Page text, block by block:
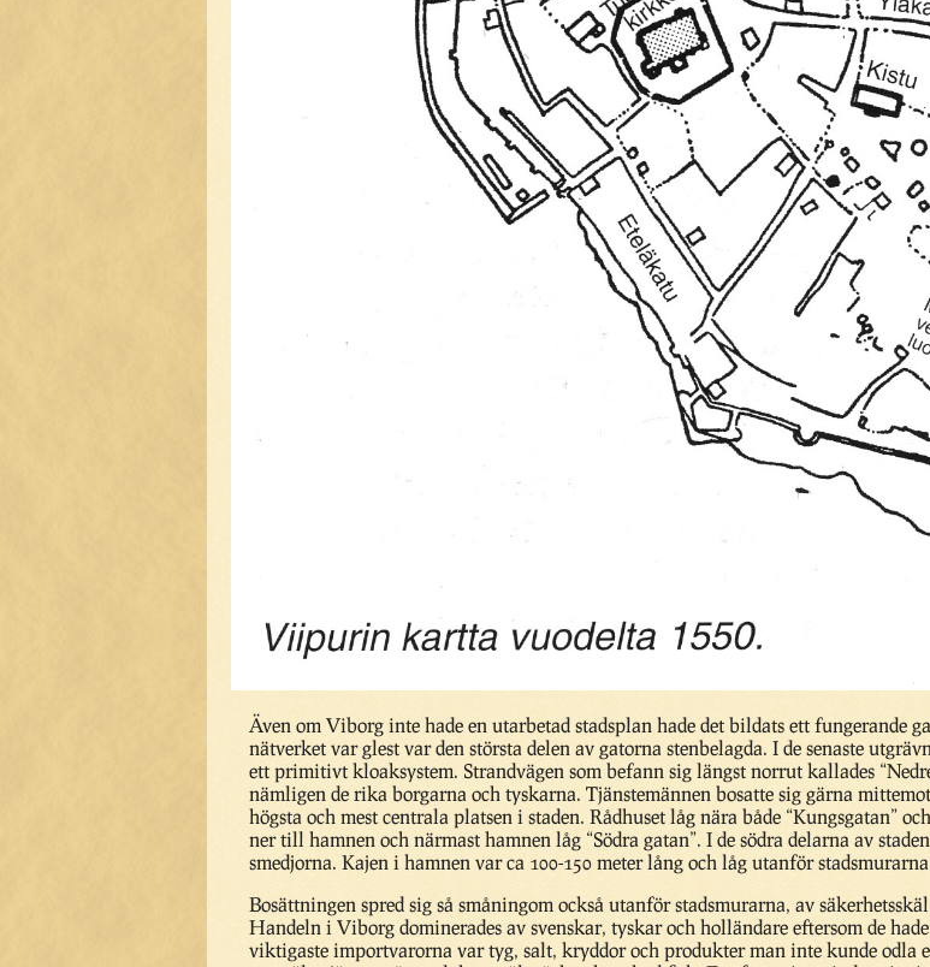
Även om Viborg inte hade en utarbetad stadsplan hade det bildats ett fungerande
nätverket var glest var den största delen av gatorna stenbelagda. I de senaste
ett primitivt kloaksystem. Strandvägen som befann sig längst norrut kallades
nämligen de rika borgarna och tyskarna. Tjänstemännen bosatte sig gärna
högsta och mest centrala platsen i staden. Rådhuset låg nära både “Kungsgatan”
ner till hamnen och närmast hamnen låg “Södra gatan”. I de södra delarna av
smedjorna. Kajen i hamnen var ca 100-150 meter lång och låg utanför
Bosättningen spred sig så småningom också utanför stadsmurarna, av
Handeln i Viborg dominerades av svenskar, tyskar och holländare eftersom de
viktigaste importvarorna var tyg, salt, kryddor och produkter man inte kunde odla